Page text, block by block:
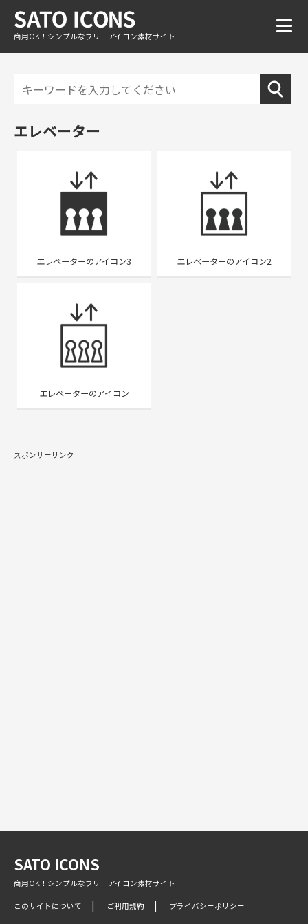
商用OK！シンプルなフリーアイコン素材サイト
エレベーター
エレベーターのアイコン3 エレベーターのアイコン2
エレベーターのアイコン
スポンサーリンク
SATO ICONS
商用OK！シンプルなフリーアイコン素材サイト
このサイトについて ご利用規約 プライバシーポリシー